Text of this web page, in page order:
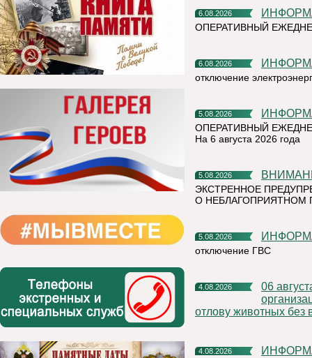
6.08.2026
ОПЕРАТИВНЫЙ
6.08.2026
отключение
5.08.2026
ОПЕРАТИВНЫЙ
На 6 августа 2026 года
5.08.2026
ЭКСТРЕННОЕ
О НЕБЛАГОПРИЯТНОМ
5.08.2026
отключение ГВС
4.08.2026
06 августа 2026 года на территории Княжпогостского района,
отлову животных без
4.08.2026